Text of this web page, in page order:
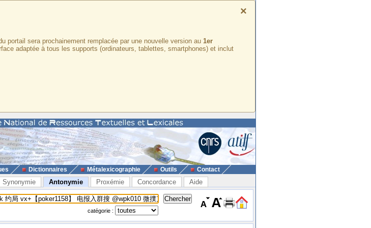
×
sera prochainement remplacée par une nouvelle version au 1er
adaptée à tous les supports (ordinateurs, tablettes, smartphones) et inclut
Dictionnaires Métalexicographie Outils Contact
Synonymie Antonymie Proxémie Concordance Aide
catégorie :